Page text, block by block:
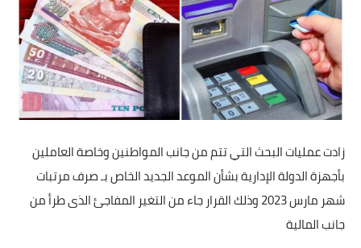
زادت عمليات البحث التي تتم من جانب المواطنين وخاصة العاملين
بأجهزة الدولة الإدارية بشأن الموعد الجديد الخاص بـ صرف مرتبات
شهر مارس 2023 وذلك القرار جاء من التغير المفاجئ الذى طرأ من
جانب المالية